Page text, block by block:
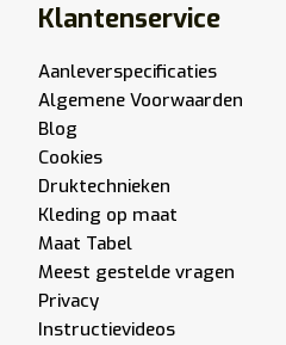
Klantenservice
Aanleverspecificaties
Algemene Voorwaarden
Blog
Cookies
Druktechnieken
Kleding op maat
Maat Tabel
Meest gestelde vragen
Privacy
Instructievideos